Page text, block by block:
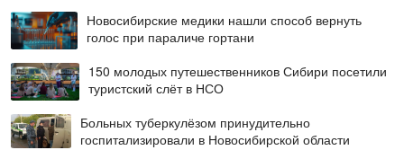
Новосибирские медики нашли способ вернуть
голос при параличе гортани
150 молодых путешественников Сибири посетили
туристский слёт в НСО
Больных туберкулёзом принудительно
госпитализировали в Новосибирской области